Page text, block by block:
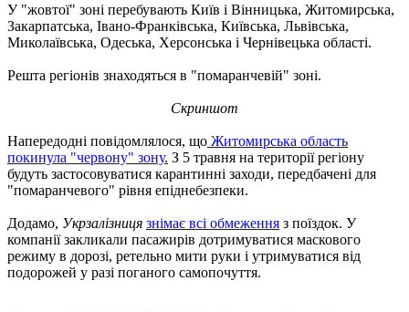
У "жовтої" зоні перебувають Київ і Вінницька, Житомирська,
Закарпатська, Івано-Франківська, Київська, Львівська,
Миколаївська, Одеська, Херсонська і Чернівецька області.
Решта регіонів знаходяться в "помаранчевій" зоні.
Скриншот
Напередодні повідомлялося, що Житомирська область
покинула "червону" зону. З 5 травня на території регіону
будуть застосовуватися карантинні заходи, передбачені для
"помаранчевого" рівня епіднебезпеки.
Додамо, Укрзалізниця знімає всі обмеження з поїздок. У
компанії закликали пасажирів дотримуватися маскового
режиму в дорозі, ретельно мити руки і утримуватися від
подорожей у разі поганого самопочуття.